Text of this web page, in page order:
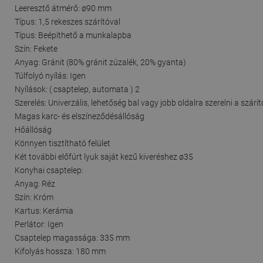
Leeresztő átmérő: ø90 mm
Típus: 1,5 rekeszes szárítóval
Típus: Beépíthető a munkalapba
Szín: Fekete
Anyag: Gránit (80% gránit zúzalék, 20% gyanta)
Túlfolyó nyílás: Igen
Nyílások: ( csaptelep, automata ) 2
Szerelés: Univerzális, lehetőség bal vagy jobb oldalra szerelni a
Magas karc- és elszíneződésállóság
Hőállóság
Könnyen tisztítható felület
Két további előfúrt lyuk saját kezű kiveréshez ø35
Konyhai csaptelep:
Anyag: Réz
Szín: Króm
Kartus: Kerámia
Perlátor: Igen
Csaptelep magassága: 335 mm
Kifolyás hossza: 180 mm